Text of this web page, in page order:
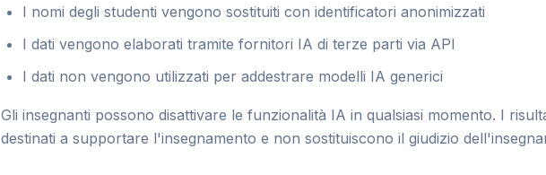
I nomi degli studenti vengono sostituiti con identificatori anonimizzati
I dati vengono elaborati tramite fornitori IA di terze parti via API
I dati non vengono utilizzati per addestrare modelli IA generici
Gli insegnanti possono disattivare le funzionalità IA in qualsiasi momento. I
destinati a supportare l'insegnamento e non sostituiscono il giudizio